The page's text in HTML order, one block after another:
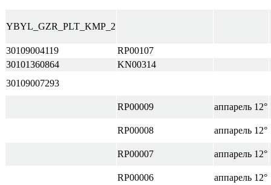
YBYL_GZR_PLT_KMP_2
30109004119
RP00107
30101360864
KN00314
30109007293
RP00009 аппарель 12°
RP00008 аппарель 12°
RP00007 аппарель 12°
RP00006 аппарель 12°